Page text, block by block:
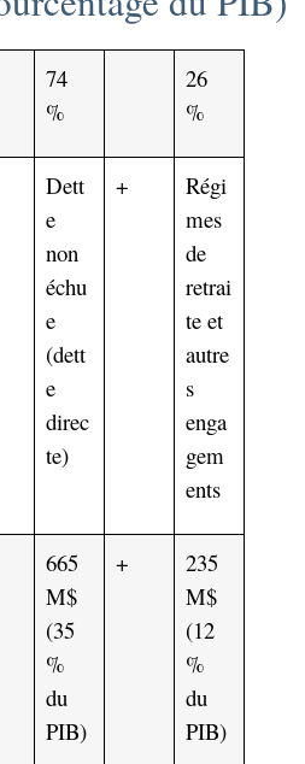
74
%
26
%
Dett
e
non
échu
e
(dett
e
direc
te)
+
Régi
mes
de
retrai
te et
autre
s
enga
gem
ents
665
M$
(35
%
du
PIB)
+
235
M$
(12
%
du
PIB)